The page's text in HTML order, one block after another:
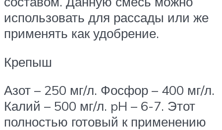
использовать для рассады или же
применять как удобрение.
Крепыш
Азот – 250 мг/л. Фосфор – 400 мг/л.
Калий – 500 мг/л. pH – 6-7. Этот
полностью готовый к применению